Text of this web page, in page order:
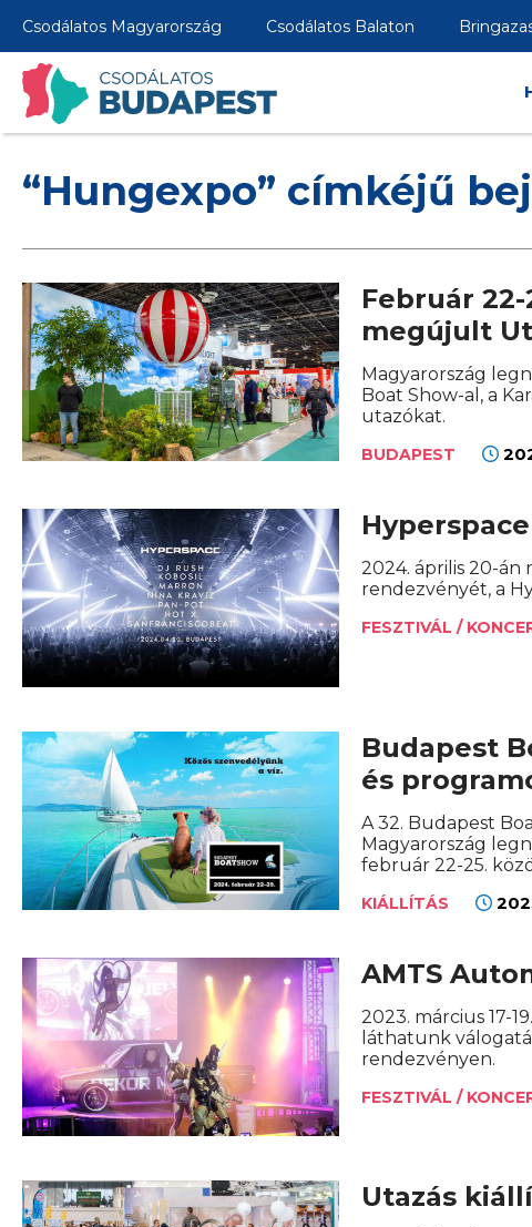
Csodálatos Magyarország Csodálatos Balaton
“Hungexpo” címkéjű
Február
megújult
Magyarország
Boat Show-al, a
utazókat.
BUDAPEST
2024. április 20-
rendezvényét, a
FESZTIVÁL /
Budapest
és
A 32. Budapest
Magyarország
február 22-25.
KIÁLLÍTÁS
AMTS
2023. március 17-
láthatunk
rendezvényen.
FESZTIVÁL /
Utazás